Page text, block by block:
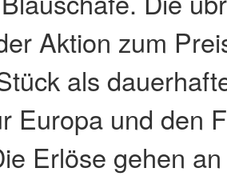
Aktion zum
als
Europa und den
Erlöse gehen